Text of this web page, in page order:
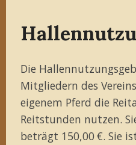
Die
Mitgliedern des
eigenem Pferd die
Reitstunden nutzen.
beträgt 150,00 €. Sie